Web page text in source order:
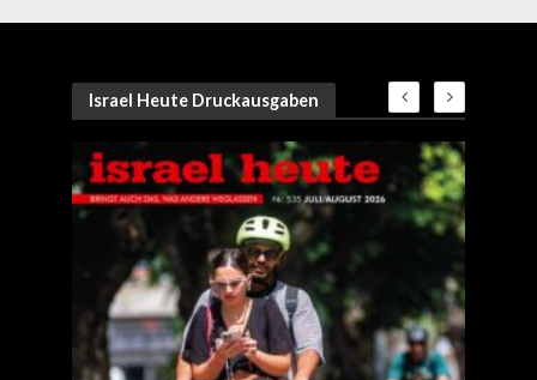
Israel Heute Druckausgaben